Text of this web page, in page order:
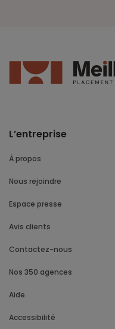
L’entreprise
À propos
Nous rejoindre
Espace presse
Avis clients
Contactez-nous
Nos 350 agences
Aide
Accessibilité